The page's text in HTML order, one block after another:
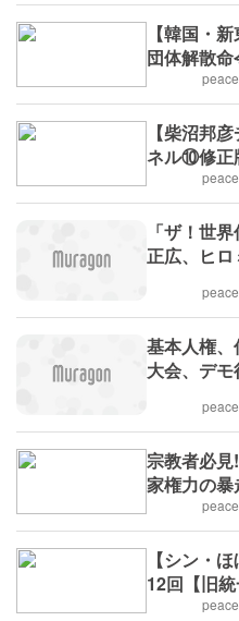
【韓国・
団体解散命
【柴沼邦
ネル⑩修正
家庭連合
を意図的
連）
「ザ！世
正広、ヒ
基本人権
大会、デモ
宗教者必
家権力の暴
【シン・
12回【旧
ではなく